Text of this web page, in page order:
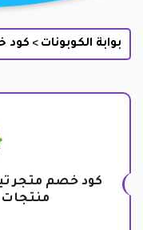
بوابة الكوبونات > كود
منتجات